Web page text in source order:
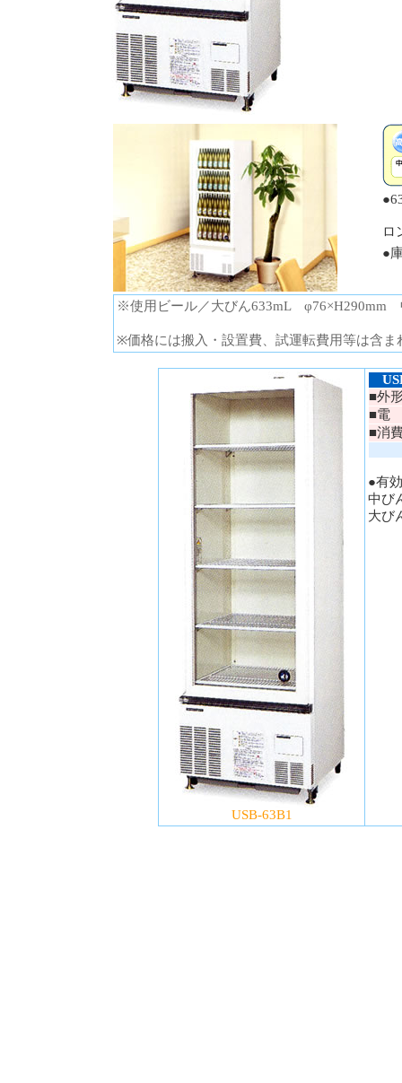
ロ
●
※使用ビール／大びん633mL φ76×H290mm
※価格には搬入・設置費、試運転費用等は含ま
USB-63B1
■外
■
■消
●有
中び
大び